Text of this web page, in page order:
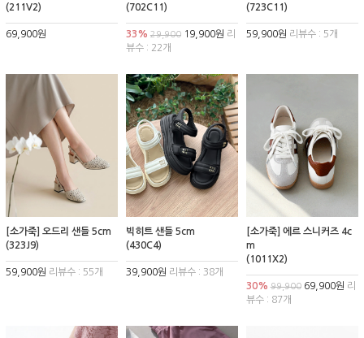
(211V2)
69,900원
(702C11)
33% 29,90019,900원 리
뷰수 : 22개
(723C11)
59,900원 리뷰수 : 5개
[소가죽] 오드리 샌들 5cm
(323J9)
59,900원 리뷰수 : 55개
빅히트 샌들 5cm
(430C4)
39,900원 리뷰수 : 38개
[소가죽] 에르 스니커즈 4c
m
(1011X2)
30% 99,90069,900원 리
뷰수 : 87개